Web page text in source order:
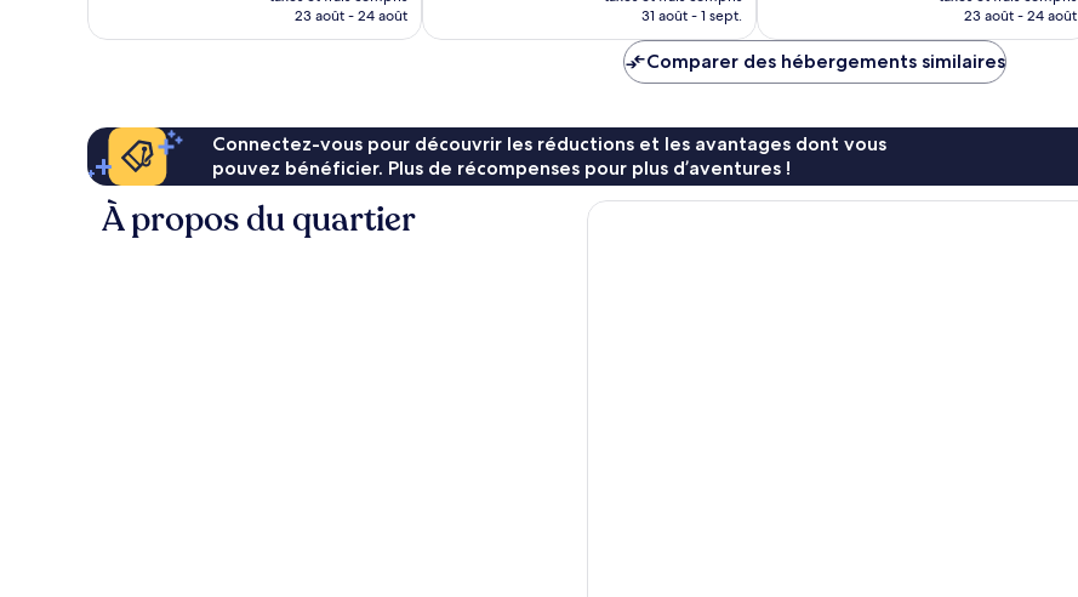
prix
23 août - 24 août
prix
de
31 août - 1 sept.
prix
23 août - 24 août
Comparer des hébergements similaires
Connectez-vous pour découvrir les réductions et les avantages dont vous
pouvez bénéficier. Plus de récompenses pour plus d’aventures !
À propos du quartier